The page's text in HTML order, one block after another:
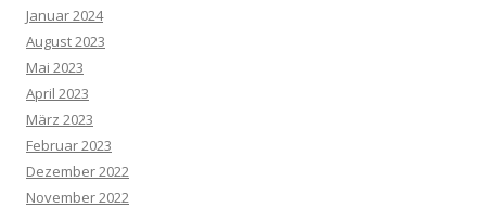
Januar 2024
August 2023
Mai 2023
April 2023
März 2023
Februar 2023
Dezember 2022
November 2022